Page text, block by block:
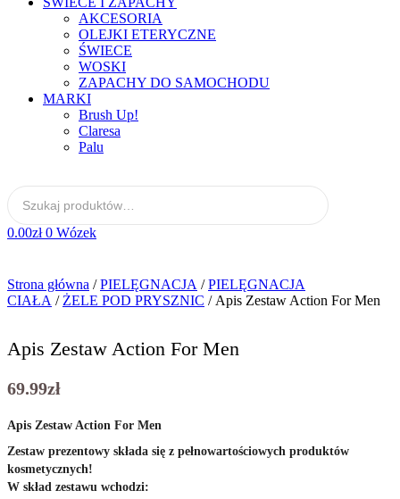
AKCESORIA
OLEJKI ETERYCZNE
ŚWIECE
WOSKI
ZAPACHY DO SAMOCHODU
MARKI
Brush Up!
Claresa
Palu
0.00zł 0 Wózek
Strona główna /PIELĘGNACJA /PIELĘGNACJA
CIAŁA / ŻELE POD PRYSZNIC / Apis Zestaw Action For Men
Apis Zestaw Action For Men
69.99zł
Apis Zestaw Action For Men
Zestaw prezentowy składa się z pełnowartościowych produktów
kosmetycznych!
W skład zestawu wchodzi: